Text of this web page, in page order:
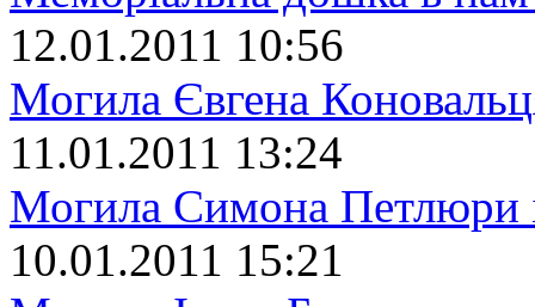
12.01.2011 10:56
Могила Євгена
11.01.2011 13:24
Могила Симона Петлюри
10.01.2011 15:21